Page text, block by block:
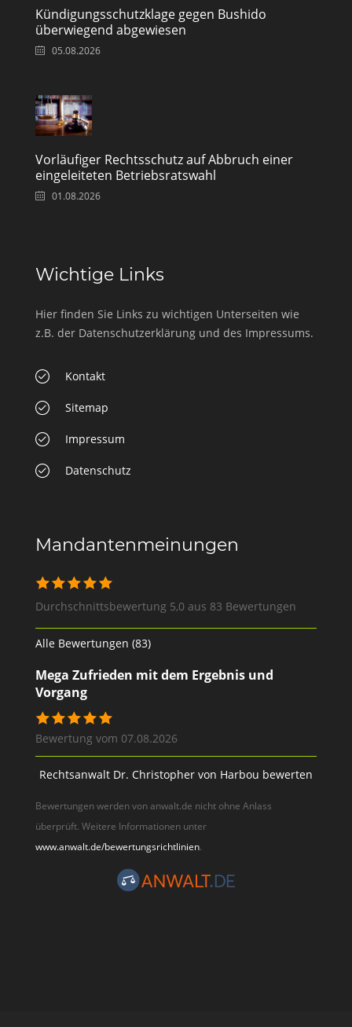
Kündigungsschutzklage gegen Bushido
überwiegend abgewiesen
05.08.2026
Vorläufiger Rechtsschutz auf Abbruch einer
eingeleiteten Betriebsratswahl
01.08.2026
Wichtige Links
Hier finden Sie Links zu wichtigen Unterseiten wie
z.B. der Datenschutzerklärung und des Impressums.
Kontakt
Sitemap
Impressum
Datenschutz
Mandantenmeinungen
Durchschnittsbewertung 5,0 aus 83 Bewertungen
Alle Bewertungen (83)
Mega Zufrieden mit dem Ergebnis und
Vorgang
Bewertung vom 07.08.2026
Rechtsanwalt Dr. Christopher von Harbou bewerten
Bewertungen werden von anwalt.de nicht ohne Anlass
überprüft. Weitere Informationen unter
www.anwalt.de/bewertungsrichtlinien.